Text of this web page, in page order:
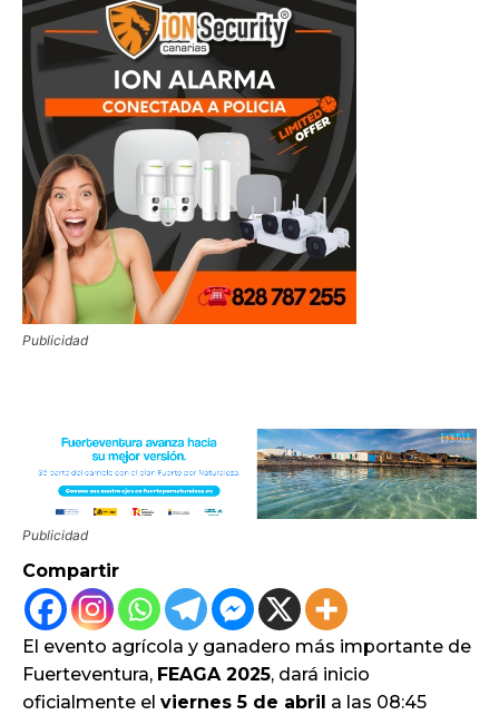
Publicidad
Publicidad
Compartir
El evento agrícola y ganadero más importante de
Fuerteventura, FEAGA 2025, dará inicio
oficialmente el viernes 5 de abril a las 08:45